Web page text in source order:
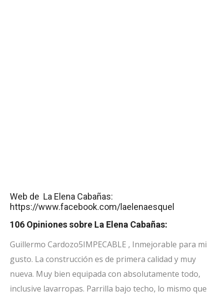
Web de La Elena Cabañas:
https://www.facebook.com/laelenaesquel
106 Opiniones sobre La Elena Cabañas:
Guillermo Cardozo5IMPECABLE , Inmejorable para mi
gusto. La construcción es de primera calidad y muy
nueva. Muy bien equipada con absolutamente todo,
inclusive lavarropas. Parrilla bajo techo, lo mismo que